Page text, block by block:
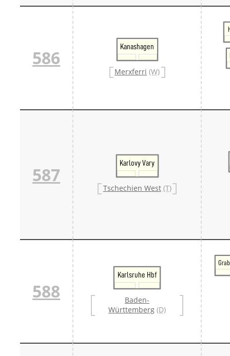
586
Kanashagen
Merxferri (W)
587
Karlovy Vary
Tschechien West (T)
588
Karlsruhe Hbf
Baden-
Württemberg (D)